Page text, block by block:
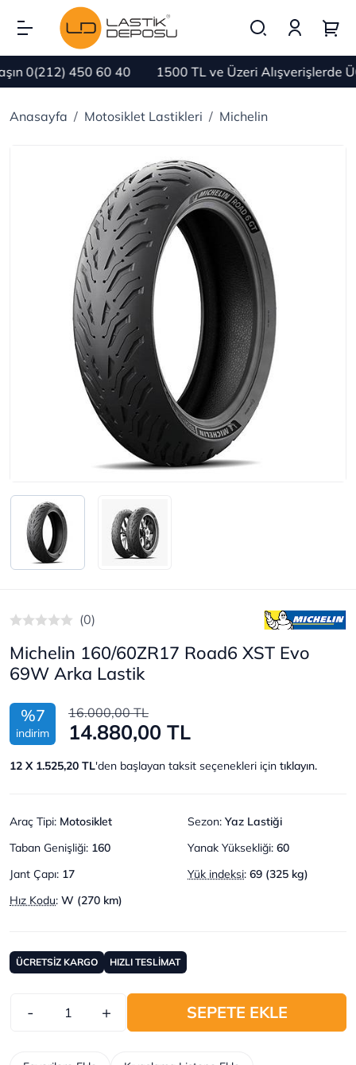
0(212) 450 60 40 1500 TL ve Üzeri Alışverişlerde
Anasayfa Motosiklet Lastikleri Michelin
(0)
Michelin 160/60ZR17 Road6 XST Evo
69W Arka Lastik
%7
indirim
16.000,00 TL
14.880,00 TL
12 X 1.525,20 TL'den başlayan taksit seçenekleri için tıklayın.
Araç Tipi: Motosiklet Sezon: Yaz Lastiği
Taban Genişliği: 160 Yanak Yüksekliği: 60
Jant Çapı: 17 Yük indeksi: 69 (325 kg)
Hız Kodu: W (270 km)
ÜCRETSİZ KARGO HIZLI TESLİMAT
- + SEPETE EKLE